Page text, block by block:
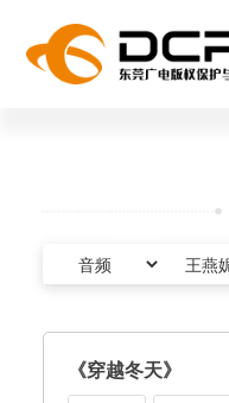
《穿越冬天》